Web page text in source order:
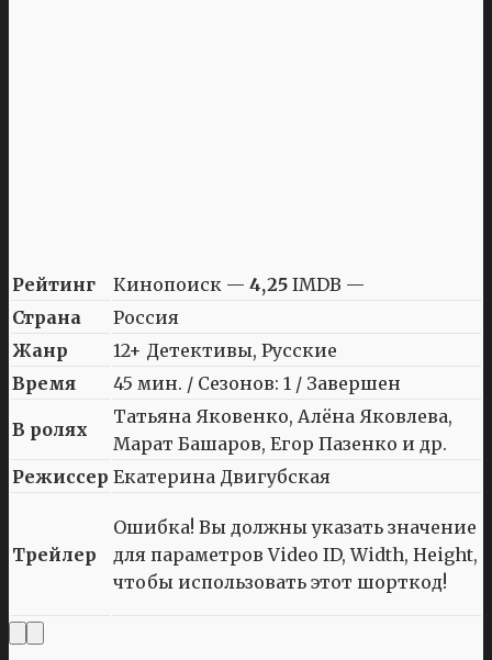
Рейтинг Кинопоиск — 4,25 IMDB —
Страна
Россия
Жанр
12+ Детективы, Русские
Время
45 мин. / Сезонов: 1 / Завершен
В ролях
Татьяна Яковенко, Алёна Яковлева,
Марат Башаров, Егор Пазенко и др.
Режиссер Екатерина Двигубская
Трейлер
Ошибка! Вы должны указать значение
для параметров Video ID, Width, Height,
чтобы использовать этот шорткод!